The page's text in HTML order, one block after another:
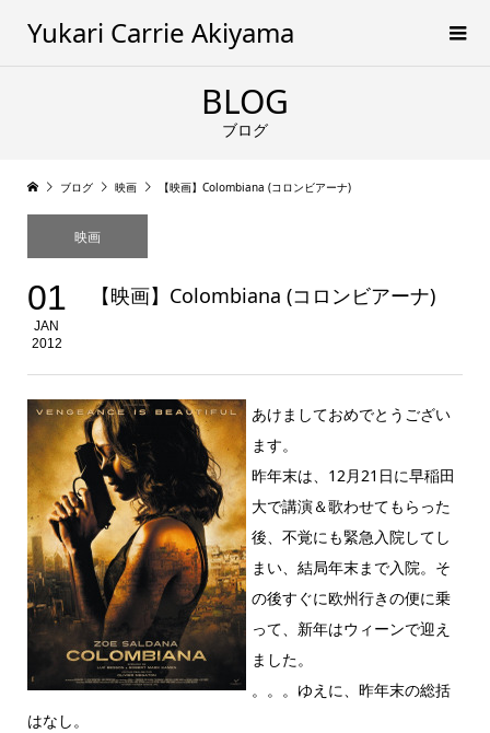
Yukari Carrie Akiyama
BLOG
ブログ
ブログ 映画 【映画】Colombiana (コロンビアーナ)
映画
01
JAN
2012
【映画】Colombiana (コロンビアーナ)
あけましておめでとうござい
ます。
昨年末は、12月21日に早稲田
大で講演＆歌わせてもらった
後、不覚にも緊急入院してし
まい、結局年末まで入院。そ
の後すぐに欧州行きの便に乗
って、新年はウィーンで迎え
ました。
。。。ゆえに、昨年末の総括
はなし。